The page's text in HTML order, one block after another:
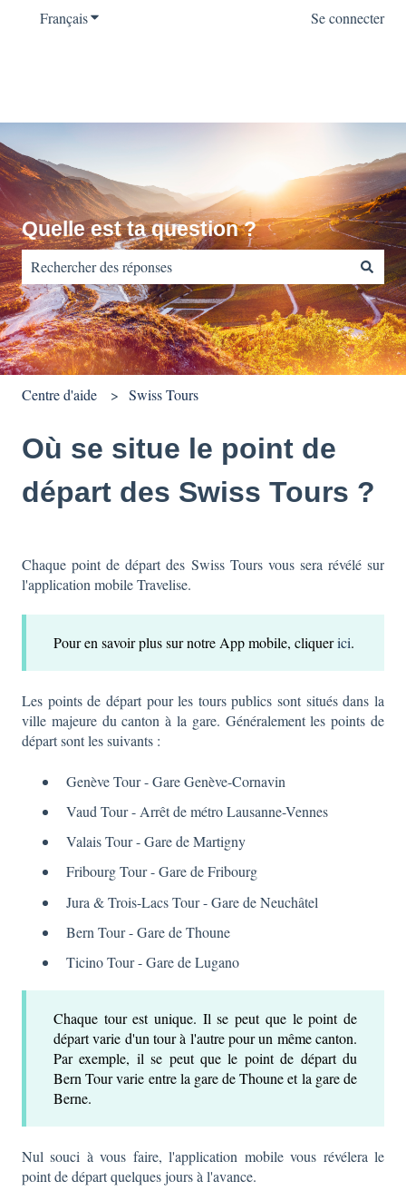
FrançaisAfficher le sous-menu pour les traductionsSe connecter
Quelle est ta question ?
Il n'y a aucune suggestion car le champ de recherche est vide.
Centre d'aide Swiss Tours
Où se situe le point de
départ des Swiss Tours ?
Chaque point de départ des Swiss Tours vous sera révélé sur
l'application mobile Travelise.
Pour en savoir plus sur notre App mobile, cliquerici.
Les points de départ pour les tours publics sont situés dans la
ville majeure du canton à la gare. Généralement les points de
départ sont les suivants :
Genève Tour - Gare Genève-Cornavin
Vaud Tour - Arrêt de métro Lausanne-Vennes
Valais Tour - Gare de Martigny
Fribourg Tour - Gare de Fribourg
Jura & Trois-Lacs Tour - Gare de Neuchâtel
Bern Tour - Gare de Thoune
Ticino Tour - Gare de Lugano
Chaque tour est unique. Il se peut que le point de
départ varie d'un tour à l'autre pour un même canton.
Par exemple, il se peut que le point de départ du
Bern Tour varie entre la gare de Thoune et la gare de
Berne.
Nul souci à vous faire, l'application mobile vous révélera le
point de départ quelques jours à l'avance.